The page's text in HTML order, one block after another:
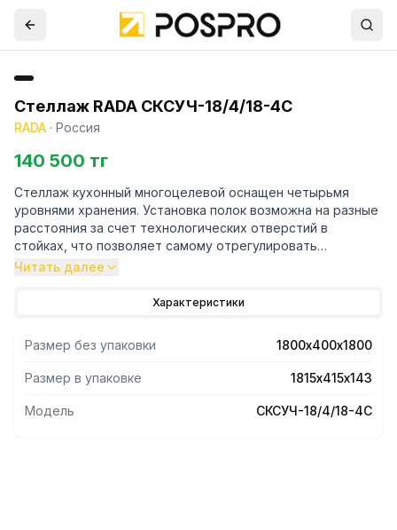
Стеллаж RADA СКСУЧ-18/4/18-4С
RADA · Россия
140 500 тг
Стеллаж кухонный многоцелевой оснащен четырьмя
уровнями хранения. Установка полок возможна на разные
расстояния за счет технологических отверстий в
стойках, что позволяет самому отрегулировать
расстояние между полками. Стойки выполнены в форме
мм. Материал стоек и полок - нержавеющая сталь AISI
Нагрузка на полку равнораспределенная 200 кг. Вес
полного комплекта 35 кг. Габариты упаковки полок
1815х415х143 мм.
Читать далее
Характеристики
Размер без упаковки 1800х400х1800
Размер в упаковке 1815х415х143
Модель СКСУЧ-18/4/18-4С